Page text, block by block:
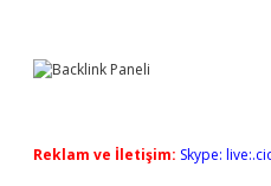
Reklam ve İletişim: Skype: